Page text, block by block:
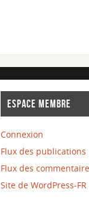
ESPACE MEMBRE
Connexion
Flux des publications
Flux des
Site de WordPress-FR